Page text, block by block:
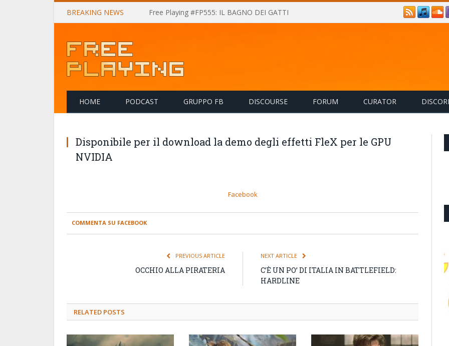
BREAKING NEWS Free Playing #FP555: IL BAGNO DEI GATTI
HOME PODCAST GRUPPO FB DISCOURSE FORUM CURATOR
Disponibile per il download la demo degli effetti FleX per le GPU
NVIDIA
Facebook
COMMENTA SU FACEBOOK
PREVIOUS ARTICLE
OCCHIO ALLA PIRATERIA
NEXT ARTICLE
C’È UN PO’ DI ITALIA IN BATTLEFIELD:
HARDLINE
RELATED POSTS